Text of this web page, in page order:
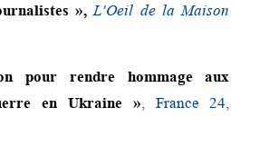
»,L’Oeil de la Maison
pour rendre hommage aux
en Ukraine » , France 24,